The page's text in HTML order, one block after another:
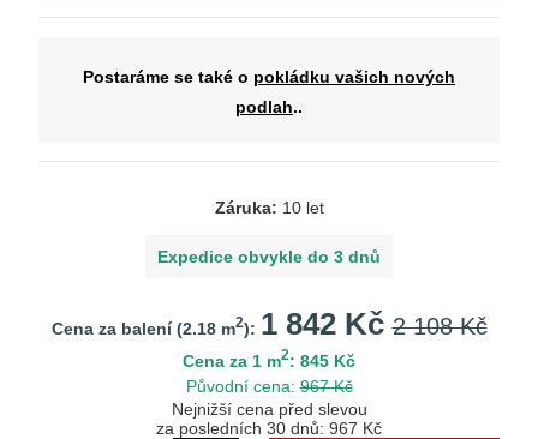
Postaráme se také o pokládku vašich nových
podlah..
Záruka: 10 let
Expedice obvykle do 3 dnů
Cena za balení (2.18m2): 1 842 Kč2 108 Kč
Cena za 1 m2: 845 Kč
Původní cena:967 Kč
Nejnižší cena před slevou
za posledních 30 dnů: 967 Kč